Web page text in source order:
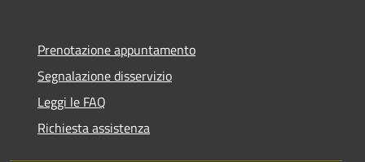
Prenotazione appuntamento
Segnalazione disservizio
Leggi le FAQ
Richiesta assistenza